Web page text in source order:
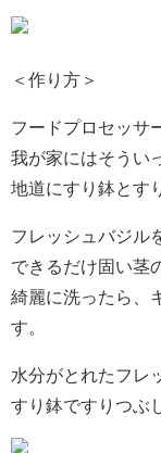
＜作り方＞
フードプロセッサ
我が家にはそうい
地道にすり鉢とす
フレッシュバジル
できるだけ固い茎
綺麗に洗ったら、
す。
水分がとれたフレ
すり鉢ですりつぶ